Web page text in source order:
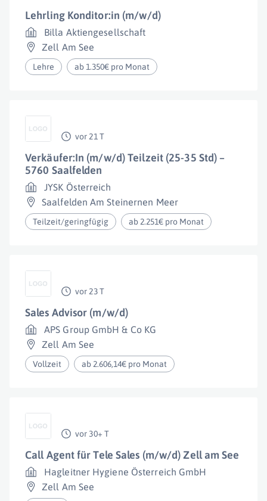
Lehrling Konditor:in (m/w/d)
Billa Aktiengesellschaft
Zell Am See
Lehre ab 1.350€ pro Monat
vor 21 T
Verkäufer:In (m/w/d) Teilzeit (25-35 Std) –
5760 Saalfelden
JYSK Österreich
Saalfelden Am Steinernen Meer
Teilzeit/geringfügig ab 2.251€ pro Monat
vor 23 T
Sales Advisor (m/w/d)
APS Group GmbH & Co KG
Zell Am See
Vollzeit ab 2.606,14€ pro Monat
vor 30+ T
Call Agent für Tele Sales (m/w/d) Zell am See
Hagleitner Hygiene Österreich GmbH
Zell Am See